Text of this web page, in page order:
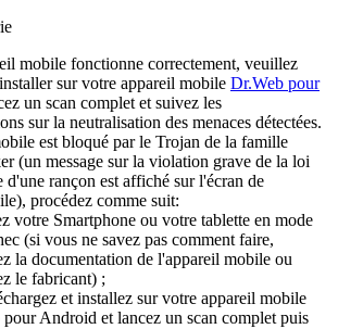
mobile fonctionne correctement, veuillez
sur votre appareil mobile Dr.Web pour
un scan complet et suivez les
sur la neutralisation des menaces détectées.
est bloqué par le Trojan de la famille
(un message sur la violation grave de la loi
d'une rançon est affiché sur l'écran de
procédez comme suit:
votre Smartphone ou votre tablette en mode
(si vous ne savez pas comment faire,
la documentation de l'appareil mobile ou
le fabricant) ;
et installez sur votre appareil mobile
Android et lancez un scan complet puis